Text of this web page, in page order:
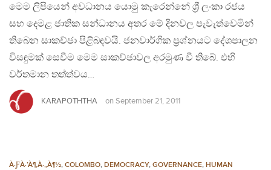
මෙම ලිපියෙන් අවධානය යොමු කැරෙන්නේ ශ්‍රී ලංකා රජය
සහ දෙමළ ජාතික සන්ධානය අතර මේ දිනවල පැවැත්වෙමින්
තිබෙන සාකච්ඡා පිළිබඳවයි. ජනවාර්ගික ප්‍රශ්නයට දේශපාලන
විසඳුමක් සෙවීම මෙම සාකච්ඡාවල අරමුණ වී තිබේ. එහි
වර්තමාන තත්ත්වය…
KARAPOTHTHA on September 21, 2011
À·ƑÀ·’À¶‚À·„À¶½, COLOMBO, DEMOCRACY, GOVERNANCE, HUMAN